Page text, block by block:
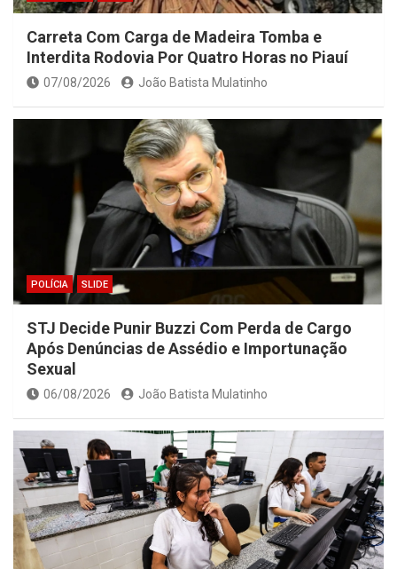
Carreta Com Carga de Madeira Tomba e
Interdita Rodovia Por Quatro Horas no Piauí
07/08/2026 João Batista Mulatinho
POLÍCIA SLIDE
STJ Decide Punir Buzzi Com Perda de Cargo
Após Denúncias de Assédio e Importunação
Sexual
06/08/2026 João Batista Mulatinho